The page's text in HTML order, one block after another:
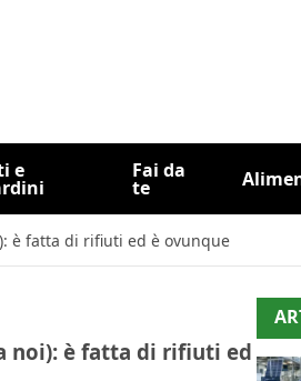
e Fai da
te
è fatta di rifiuti ed è ovunque
noi): è fatta di rifiuti ed